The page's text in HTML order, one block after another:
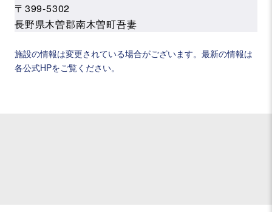
〒399-5302
長野県木曽郡南木曽町吾妻
施設の情報は変更されている場合がございます。最新の情報は
各公式HPをご覧ください。